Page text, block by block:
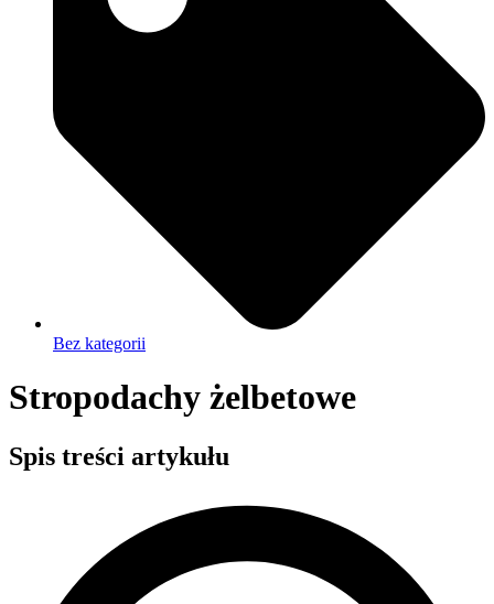
Bez kategorii
Stropodachy żelbetowe
Spis treści artykułu